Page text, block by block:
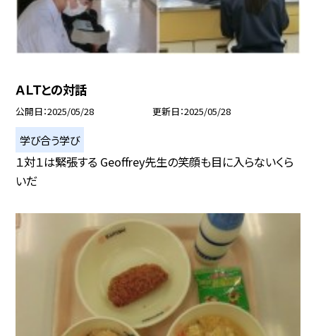
ＡＬＴとの対話
公開日 2025/05/28 更新日 2025/05/28
学び合う学び
１対１は緊張する Geoffrey先生の笑顔も目に入らないくら
いだ